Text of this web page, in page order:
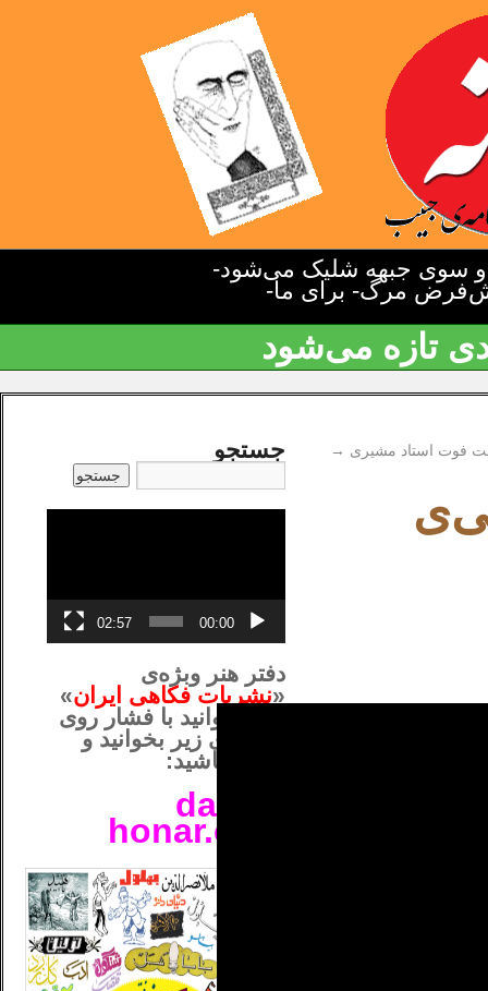
سوی جبهه شلیک می‌شود-
مرگ- برای ما-
تازه می‌شود
فوت استاد مشیری → جستجو
00:00
02:57
دفتر هنر وبژه‌ی
«نشریات فکاهی ایران»
را می‌توانید با فشار روی
نشانی‌ی زیر بخوانید و
داشته باشید:
daftar-
honar.com